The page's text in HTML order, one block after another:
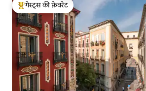
गेस्ट्स का टॉप फ़ेवरेट
गेस्ट्स की फ़ेवरेट